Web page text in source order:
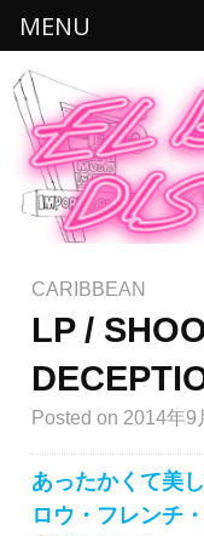
CARIBBEAN
LP /
Posted on 2014年9
あったかくて美
ロウ・フレンチ
MENU